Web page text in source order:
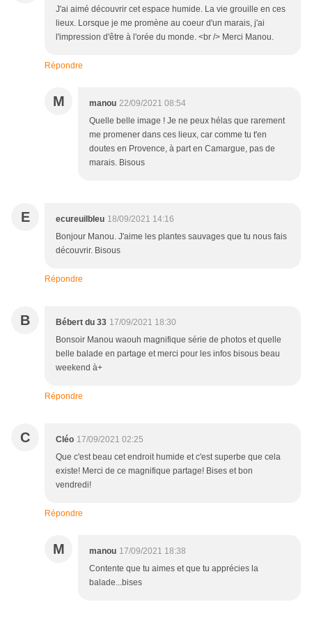
J'ai aimé découvrir cet espace humide. La vie grouille en ces
lieux. Lorsque je me promène au coeur d'un marais, j'ai
l'impression d'être à l'orée du monde. <br /> Merci Manou.
Répondre
M manou 22/09/2021 08:54
Quelle belle image ! Je ne peux hélas que rarement
me promener dans ces lieux, car comme tu t'en
doutes en Provence, à part en Camargue, pas de
marais. Bisous
E ecureuilbleu 18/09/2021 14:16
Bonjour Manou. J'aime les plantes sauvages que tu nous fais
découvrir. Bisous
Répondre
B Bébert du 33 17/09/2021 18:30
Bonsoir Manou waouh magnifique série de photos et quelle
belle balade en partage et merci pour les infos bisous beau
weekend à+
Répondre
C Cléo 17/09/2021 02:25
Que c'est beau cet endroit humide et c'est superbe que cela
existe! Merci de ce magnifique partage! Bises et bon
vendredi!
Répondre
M manou 17/09/2021 18:38
Contente que tu aimes et que tu apprécies la
balade...bises